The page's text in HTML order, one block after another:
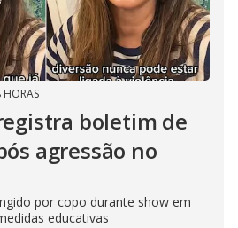
HORAS
boletim de
agressão no
por copo durante show em
educativas